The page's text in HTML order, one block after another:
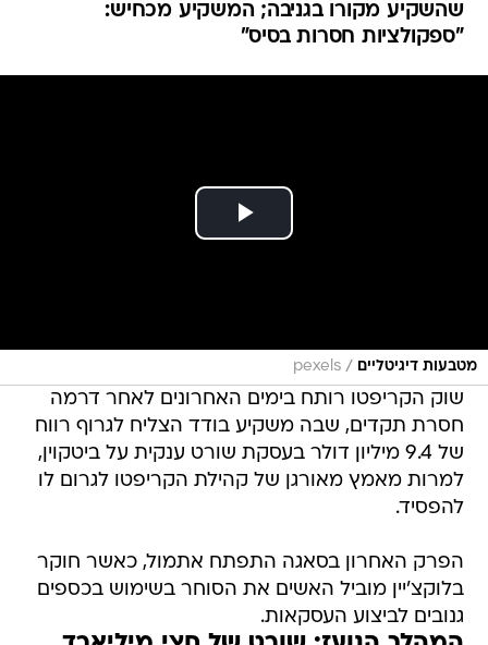
שהשקיע מקורו בגניבה; המשקיע מכחיש:
"ספקולציות חסרות בסיס"
מטבעות דיגיטליים /
pexels
שוק הקריפטו רותח בימים האחרונים לאחר דרמה
חסרת תקדים, שבה משקיע בודד הצליח לגרוף רווח
של 9.4 מיליון דולר בעסקת שורט ענקית על ביטקוין,
למרות מאמץ מאורגן של קהילת הקריפטו לגרום לו
להפסיד.
הפרק האחרון בסאגה התפתח אתמול, כאשר חוקר
בלוקצ'יין מוביל האשים את הסוחר בשימוש בכספים
גנובים לביצוע העסקאות.